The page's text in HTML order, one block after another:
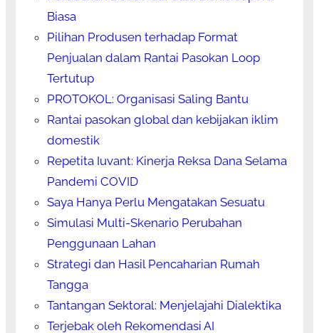
Biasa
Pilihan Produsen terhadap Format
Penjualan dalam Rantai Pasokan Loop
Tertutup
PROTOKOL: Organisasi Saling Bantu
Rantai pasokan global dan kebijakan iklim
domestik
Repetita Iuvant: Kinerja Reksa Dana Selama
Pandemi COVID
Saya Hanya Perlu Mengatakan Sesuatu
Simulasi Multi-Skenario Perubahan
Penggunaan Lahan
Strategi dan Hasil Pencaharian Rumah
Tangga
Tantangan Sektoral: Menjelajahi Dialektika
Terjebak oleh Rekomendasi AI